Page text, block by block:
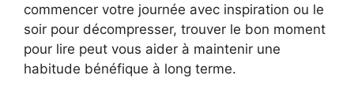
commencer votre journée avec inspiration ou le
soir pour décompresser, trouver le bon moment
pour lire peut vous aider à maintenir une
habitude bénéfique à long terme.